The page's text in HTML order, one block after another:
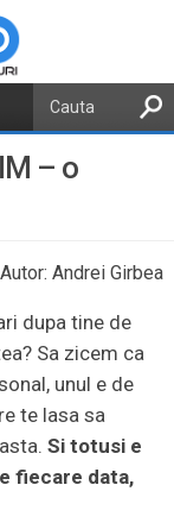
– o
Autor: Andrei Girbea
dupa tine de
Sa zicem ca
unul e de
te lasa sa
Si totusi e
fiecare data,